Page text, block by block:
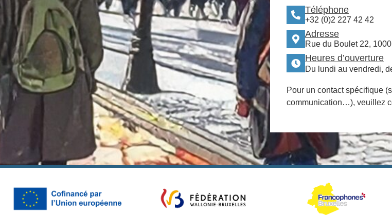
Téléphone
+32 (0)2 227 42 42
Adresse
Rue du Boulet 22,
Heures d’ouverture
Du lundi au vendredi,
Pour un contact spécifique
communication…), veuillez